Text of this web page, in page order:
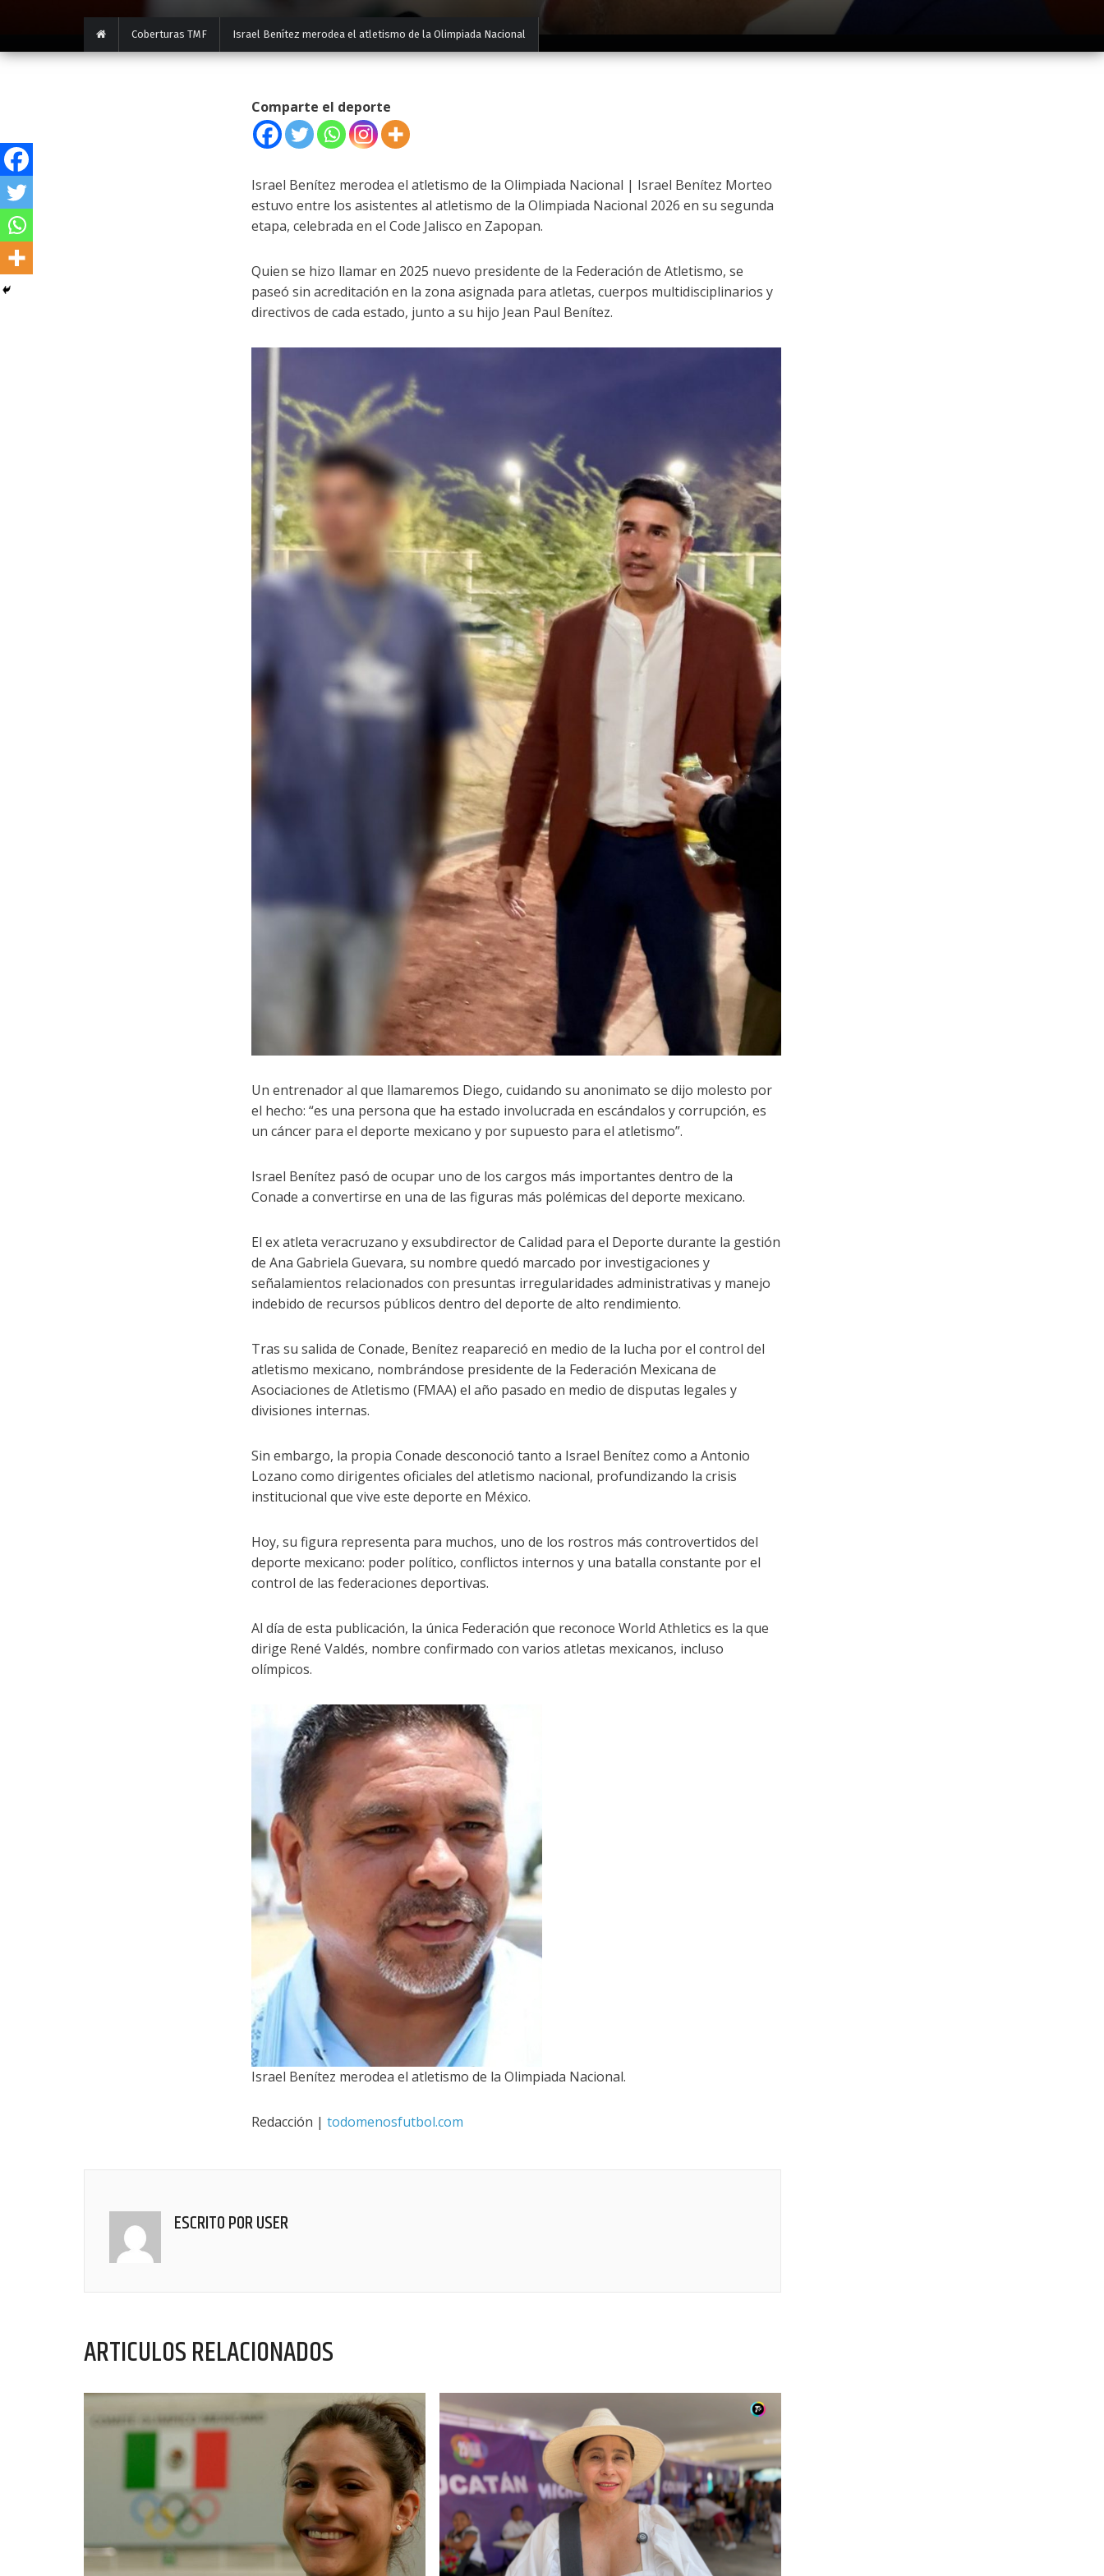
Coberturas TMF Israel Benítez merodea el atletismo de la Olimpiada Nacional
Comparte el deporte
Israel Benítez merodea el atletismo de la Olimpiada Nacional | Israel Benítez Morteo
estuvo entre los asistentes al atletismo de la Olimpiada Nacional 2026 en su segunda
etapa, celebrada en el Code Jalisco en Zapopan.
Quien se hizo llamar en 2025 nuevo presidente de la Federación de Atletismo, se
paseó sin acreditación en la zona asignada para atletas, cuerpos multidisciplinarios y
directivos de cada estado, junto a su hijo Jean Paul Benítez.
Un entrenador al que llamaremos Diego, cuidando su anonimato se dijo molesto por
el hecho: “es una persona que ha estado involucrada en escándalos y corrupción, es
un cáncer para el deporte mexicano y por supuesto para el atletismo”.
Israel Benítez pasó de ocupar uno de los cargos más importantes dentro de la
Conade a convertirse en una de las figuras más polémicas del deporte mexicano.
El ex atleta veracruzano y exsubdirector de Calidad para el Deporte durante la gestión
de Ana Gabriela Guevara, su nombre quedó marcado por investigaciones y
señalamientos relacionados con presuntas irregularidades administrativas y manejo
indebido de recursos públicos dentro del deporte de alto rendimiento.
Tras su salida de Conade, Benítez reapareció en medio de la lucha por el control del
atletismo mexicano, nombrándose presidente de la Federación Mexicana de
Asociaciones de Atletismo (FMAA) el año pasado en medio de disputas legales y
divisiones internas.
Sin embargo, la propia Conade desconoció tanto a Israel Benítez como a Antonio
Lozano como dirigentes oficiales del atletismo nacional, profundizando la crisis
institucional que vive este deporte en México.
Hoy, su figura representa para muchos, uno de los rostros más controvertidos del
deporte mexicano: poder político, conflictos internos y una batalla constante por el
control de las federaciones deportivas.
Al día de esta publicación, la única Federación que reconoce World Athletics es la que
dirige René Valdés, nombre confirmado con varios atletas mexicanos, incluso
olímpicos.
Israel Benítez merodea el atletismo de la Olimpiada Nacional.
Redacción | todomenosfutbol.com
ESCRITO PORUSER
ARTICULOS RELACIONADOS